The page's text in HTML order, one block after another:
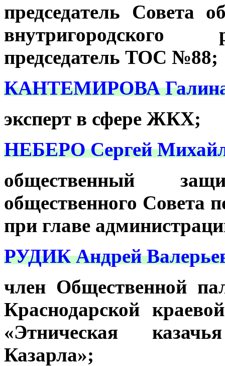
председатель Совета
внутригородского
председатель ТОС №88;
КАНТЕМИРОВА Галина
эксперт в сфере ЖКХ;
НЕБЕРО Сергей
общественный
общественного Совета
при главе
РУДИК Андрей
член Общественной
Краснодарской
«Этническая
Казарла»;